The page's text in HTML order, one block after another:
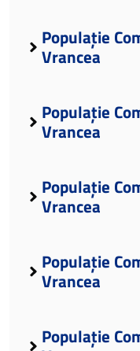
Populație
Vrancea
Populație
Vrancea
Populație
Vrancea
Populație
Vrancea
Populație